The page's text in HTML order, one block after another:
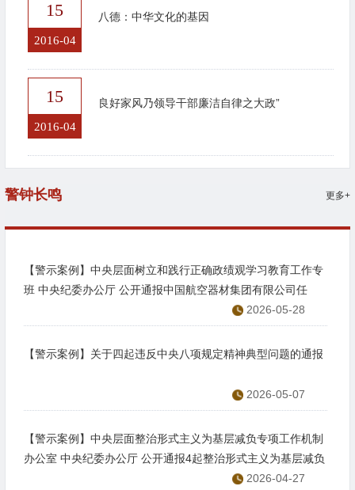
15
2016-04
八德：中华文化的基因
15
2016-04
良好家风乃领导干部廉洁自律之大政”
警钟长鸣 更多+
【警示案例】中央层面树立和践行正确政绩观学习教育工作专
班 中央纪委办公厅 公开通报中国航空器材集团有限公司任
宇、赵保辉等 政绩观扭曲错位、欺瞒组织、侵害群众利益等问
题
2026-05-28
【警示案例】关于四起违反中央八项规定精神典型问题的通报
2026-05-07
【警示案例】中央层面整治形式主义为基层减负专项工作机制
办公室 中央纪委办公厅 公开通报4起整治形式主义为基层减负
2026-04-27